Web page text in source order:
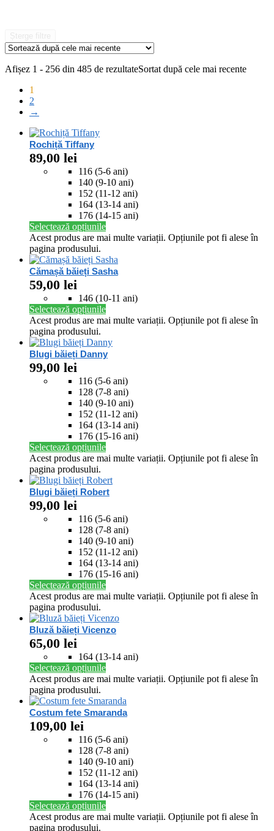
Afișez 1 - 256 din 485 de rezultateSortat după cele mai recente
1
2
→
Rochiță Tiffany
89,00 lei
116 (5-6 ani)
140 (9-10 ani)
152 (11-12 ani)
164 (13-14 ani)
176 (14-15 ani)
Selectează opțiunile
Acest produs are mai multe variații. Opțiunile pot fi alese în
pagina produsului.
Cămașă băieți Sasha
59,00 lei
146 (10-11 ani)
Selectează opțiunile
Acest produs are mai multe variații. Opțiunile pot fi alese în
pagina produsului.
Blugi băieți Danny
99,00 lei
116 (5-6 ani)
128 (7-8 ani)
140 (9-10 ani)
152 (11-12 ani)
164 (13-14 ani)
176 (15-16 ani)
Selectează opțiunile
Acest produs are mai multe variații. Opțiunile pot fi alese în
pagina produsului.
Blugi băieți Robert
99,00 lei
116 (5-6 ani)
128 (7-8 ani)
140 (9-10 ani)
152 (11-12 ani)
164 (13-14 ani)
176 (15-16 ani)
Selectează opțiunile
Acest produs are mai multe variații. Opțiunile pot fi alese în
pagina produsului.
Bluză băieți Vicenzo
65,00 lei
164 (13-14 ani)
Selectează opțiunile
Acest produs are mai multe variații. Opțiunile pot fi alese în
pagina produsului.
Costum fete Smaranda
109,00 lei
116 (5-6 ani)
128 (7-8 ani)
140 (9-10 ani)
152 (11-12 ani)
164 (13-14 ani)
176 (14-15 ani)
Selectează opțiunile
Acest produs are mai multe variații. Opțiunile pot fi alese în
pagina produsului.